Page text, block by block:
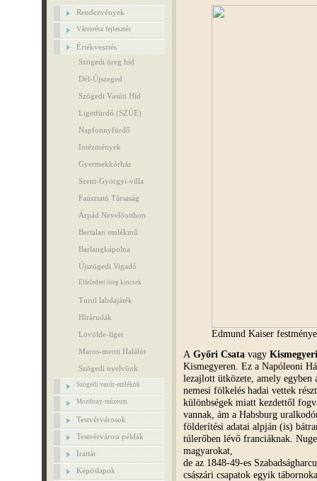
Rendezvények
Városrész fejlesztés
Értékvesztés
Szögedi öreg híd
Dél-Újszeged
Szögedi Vasúti Híd
Ligetfürdő (SZÚE)
Napfonnyfürdő
Intézmények
Gyermekkórház
Szent-Györgyi-villa
Faúsztató Társaság
Árpád Nevelőotthon
Bertalan emlékmű
Barlangkápolna
Újszögedi Vigadó
Elfeledett öreg kincsek
Turul labdajáték
Hírárudák
Lövölde-liget
Maros-menti Halálút
Szögedi nyelvünk
Szögedi vasút-emlékök
Mozdony-múzeum
Testvérvárosok
Testvérvárosi példák
Irattár
Képöslapok
Edmund Kaiser
A Győri Csatavagy
Kismegyeren. Ez a Napóleoni
lezajlott ütközete, amely egyben
nemesi fölkelés hadai vettek
különbségek miatt kezdettől
vannak, ám a Habsburg
földerítési adatai alpján (is)
túlerőben lévő franciáknak.
magyarokat,
de az 1848-49-es
császári csapatok egyik